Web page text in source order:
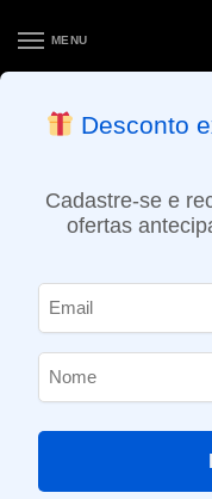
MENU
ENTREGA NO MESMO
Desconto
Cadastre-se e
ofertas